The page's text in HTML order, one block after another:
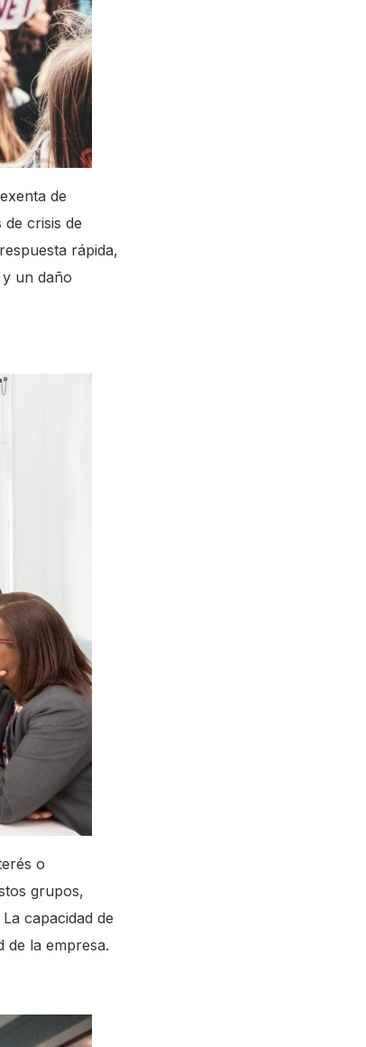
de
crisis de
rápida,
un daño
o
grupos,
capacidad de
de la empresa.